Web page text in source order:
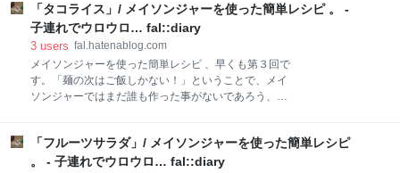
やましくなるくらい豊富
をご紹介します。 「いちごのバルサミコドレッシング
サラダ」 [材料] 480mlのジャー１瓶分 いちご：２／
３個パックくらい ブルーベリー、ブラックベリー、ラ
るみ：25グラム ★バルサミコ酢：大さじ１ ★米酢：
大さじ１／２ ★オリーブオイル：大さじ１／２ ★はち
みつ：大さじ１／２ ★塩：２つまみ ★こしょう：少々
ーリーフはきれいに洗ってしっかり水を切ります。い
ちごはヘタの部分を取ります。★の調味料は全て混ぜ
「タコライス」/ メイソンジャーを使った簡単レシピ 。 -
子連れでウロウロ… fal::diary
3 users fal.hatenablog.com
メイソンジャーを使った簡単レシピ 、早くも第３回で
す。「麺の次はご飯しかない！」ということで、メイ
ソンジャーではまだ誰も作った事がないであろう、タ
で、自信を持ってお届けします。 「タコライス」 [材
料] 480mlのジャー１瓶分 合い挽き肉：100グラム た
「フルーツサラダ」/ メイソンジャーを使った簡単レシピ
。 - 子連れでウロウロ… fal::diary